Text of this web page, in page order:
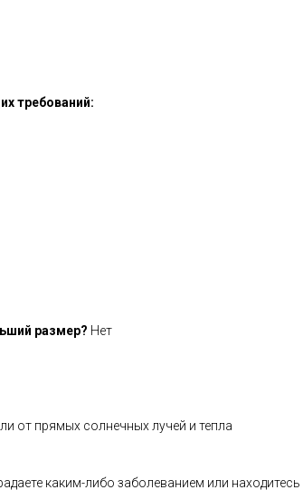
требований:
размер? Нет
от прямых солнечных лучей и тепла
каким-либо заболеванием или